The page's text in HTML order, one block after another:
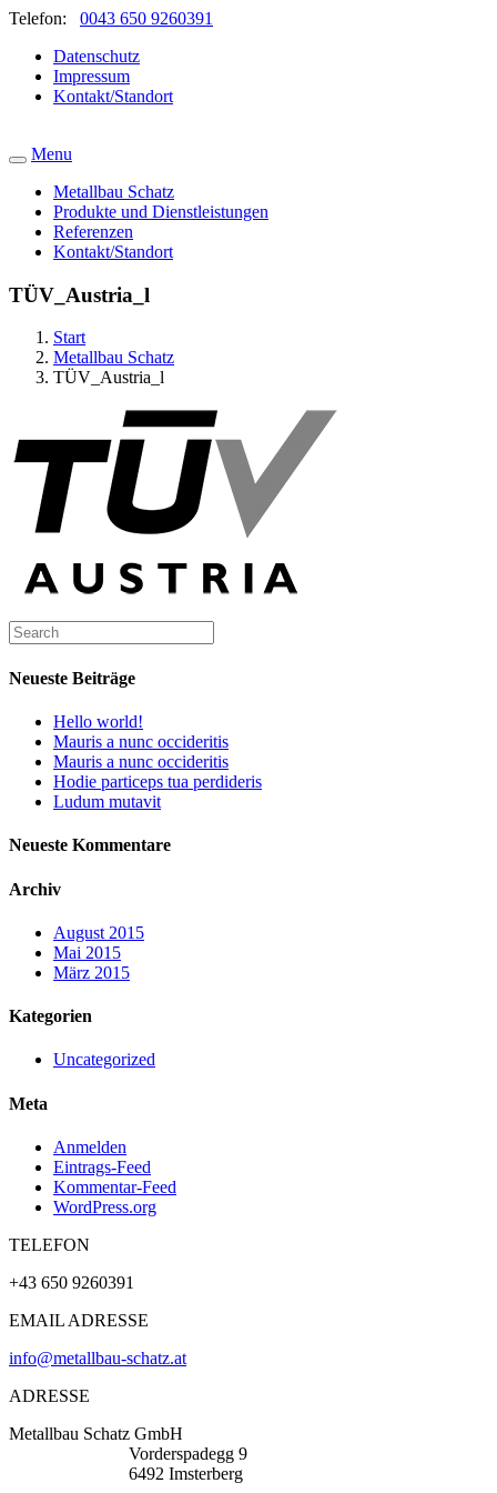
Telefon: 0043 650 9260391
Datenschutz
Impressum
Kontakt/Standort
Menu
Metallbau Schatz
Produkte und Dienstleistungen
Referenzen
Kontakt/Standort
TÜV_Austria_l
Start
Metallbau Schatz
TÜV_Austria_l
Neueste Beiträge
Hello world!
Mauris a nunc occideritis
Mauris a nunc occideritis
Hodie particeps tua perdideris
Ludum mutavit
Neueste Kommentare
Archiv
August 2015
Mai 2015
März 2015
Kategorien
Uncategorized
Meta
Anmelden
Eintrags-Feed
Kommentar-Feed
WordPress.org
TELEFON
+43 650 9260391
EMAIL ADRESSE
info@metallbau-schatz.at
ADRESSE
Metallbau Schatz GmbH
Vorderspadegg 9
6492 Imsterberg